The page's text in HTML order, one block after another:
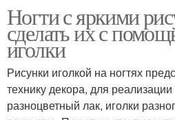
Ногти с яркими
сделать их с
иголки
Рисунки иголкой на ногтях
технику декора, для реализации
разноцветный лак, иголки